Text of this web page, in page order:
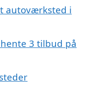
autoværksted i
3 tilbud på